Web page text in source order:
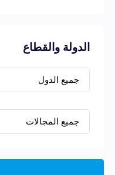
الدولة والقطاع